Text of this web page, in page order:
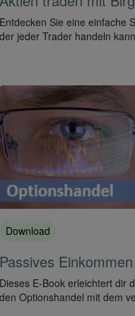
Entdecken Sie eine einfache
der jeder Trader handeln
Download
Passives Einkommen
Dieses E-Book erleichtert dir
den Optionshandel mit dem